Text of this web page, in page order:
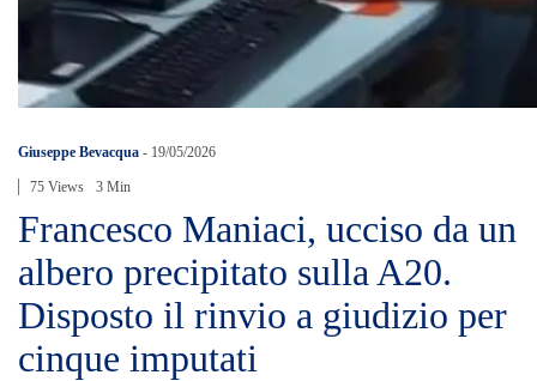
Giuseppe Bevacqua - 19/05/2026
75 Views 3 Min
Francesco Maniaci, ucciso da un
albero precipitato sulla A20.
Disposto il rinvio a giudizio per
cinque imputati